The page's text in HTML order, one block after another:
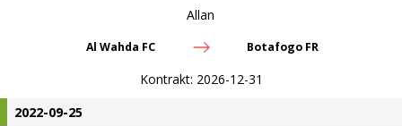
Allan
Al Wahda FC Botafogo FR
Kontrakt: 2026-12-31
2022-09-25